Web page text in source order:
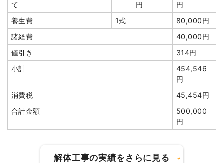
値引き
2,800円
小計
445,200円
消費税
44,800円
合計金額
490,000円
外階段撤去
10,000
20,000円
土間コンクリート撤去
233,100円
物置撤去
5,000円
諸経費
176,000円
95,336円
小計
2,536,364
253,636円
て
円
円
養生費
1式
80,000円
諸経費
40,000円
値引き
314円
小計
454,546
円
消費税
45,454円
合計金額
500,000
円
解体工事の実績をさらに見る